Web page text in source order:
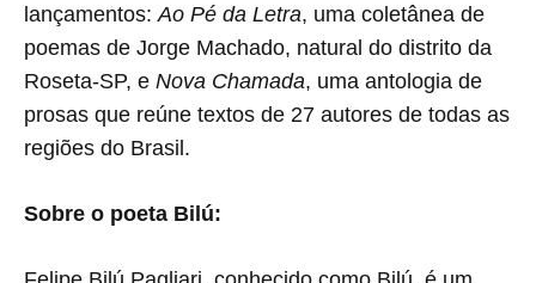
na
FLIA
01/08/2024
COMENTÁRIO
MARGEM
lançamentos:Ao Pé da Letra, uma coletânea de
poemas de Jorge Machado, natural do distrito da
Roseta-SP, e Nova Chamada, uma antologia de
prosas que reúne textos de 27 autores de todas as
regiões do Brasil.
Sobre o poeta Bilú: